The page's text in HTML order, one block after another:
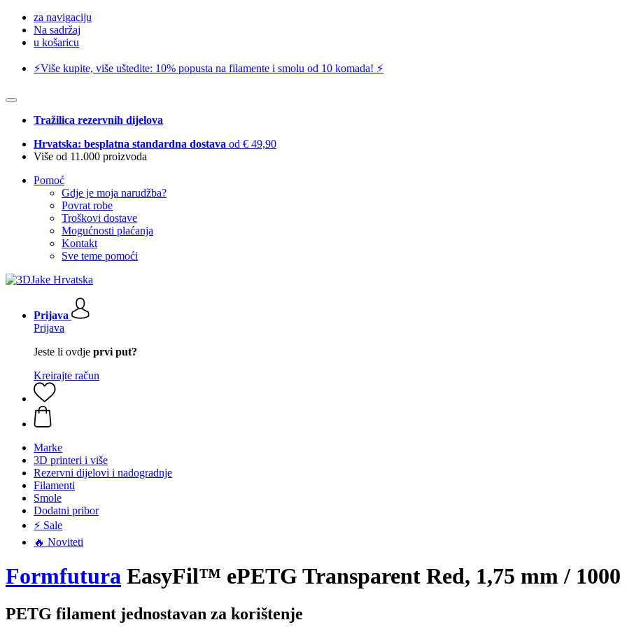
za navigaciju
Na sadržaj
u košaricu
⚡️Više kupite, više uštedite: 10% popusta na filamente i smolu od 10 komada! ⚡️
Tražilica rezervnih dijelova
Hrvatska: besplatna standardna dostava od € 49,90
Više od 11.000 proizvoda
Pomoć
Gdje je moja narudžba?
Povrat robe
Troškovi dostave
Mogućnosti plaćanja
Kontakt
Sve teme pomoći
Prijava
Prijava
Jeste li ovdje prvi put?
Kreirajte račun
Marke
3D printeri i više
Rezervni dijelovi i nadogradnje
Filamenti
Smole
Dodatni pribor
⚡ Sale
🔥 Noviteti
Formfutura EasyFil™ ePETG Transparent Red, 1,75 mm / 1000
PETG filament jednostavan za korištenje